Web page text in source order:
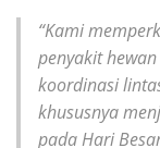
“Kami
penyakit
koordinasi
khususnya
pada Hari